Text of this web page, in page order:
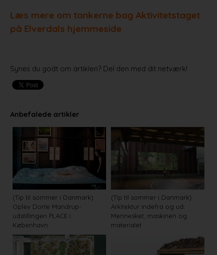
Læs mere om tankerne bag Aktivitetstaget
på Elverdals hjemmeside
Synes du godt om artiklen? Del den med dit netværk!
Anbefalede artikler
(Tip til sommer i Danmark)
Oplev Dorte Mandrup-
udstillingen PLACE i
København
(Tip til sommer i Danmark)
Arkitektur indefra og ud:
Mennesket, maskinen og
materialet